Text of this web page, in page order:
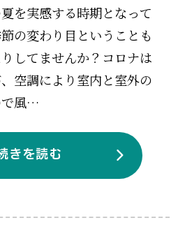
を実感する時期となって
の変わり目ということも
してませんか？コロナは
空調により室内と室外の
で風…
きを読む